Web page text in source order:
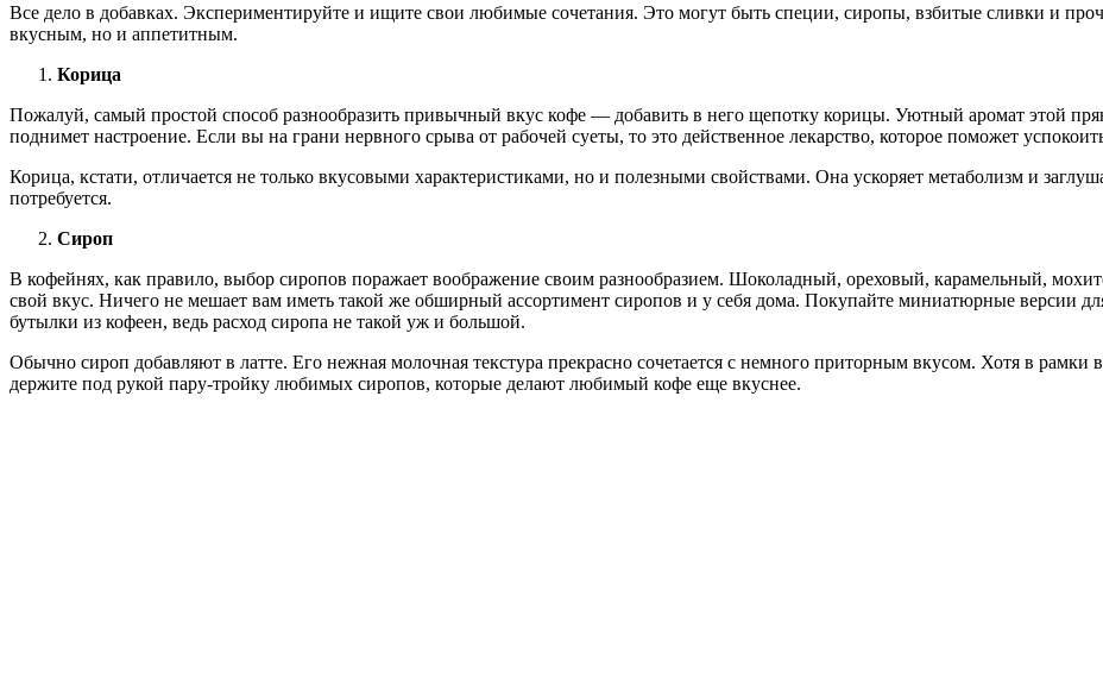
Все дело в добавках. Экспериментируйте и ищите свои любимые сочетания. Это могут быть специи, сиропы, взбитые сливки и
вкусным, но и аппетитным.
Корица
Пожалуй, самый простой способ разнообразить привычный вкус кофе — добавить в него щепотку корицы. Уютный аромат этой
поднимет настроение. Если вы на грани нервного срыва от рабочей суеты, то это действенное лекарство, которое поможет
Корица, кстати, отличается не только вкусовыми характеристиками, но и полезными свойствами. Она ускоряет метаболизм и
потребуется.
Сироп
В кофейнях, как правило, выбор сиропов поражает воображение своим разнообразием. Шоколадный, ореховый, карамельный,
свой вкус. Ничего не мешает вам иметь такой же обширный ассортимент сиропов и у себя дома. Покупайте миниатюрные версии
бутылки из кофеен, ведь расход сиропа не такой уж и большой.
Обычно сироп добавляют в латте. Его нежная молочная текстура прекрасно сочетается с немного приторным вкусом. Хотя в рамки
держите под рукой пару-тройку любимых сиропов, которые делают любимый кофе еще вкуснее.